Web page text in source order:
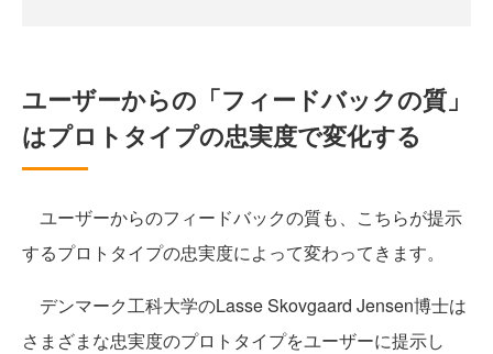
ユーザーからの「フィードバックの質」
はプロトタイプの忠実度で変化する
ユーザーからのフィードバックの質も、こちらが提示
するプロトタイプの忠実度によって変わってきます。
デンマーク工科大学のLasse Skovgaard Jensen博士は
さまざまな忠実度のプロトタイプをユーザーに提示し